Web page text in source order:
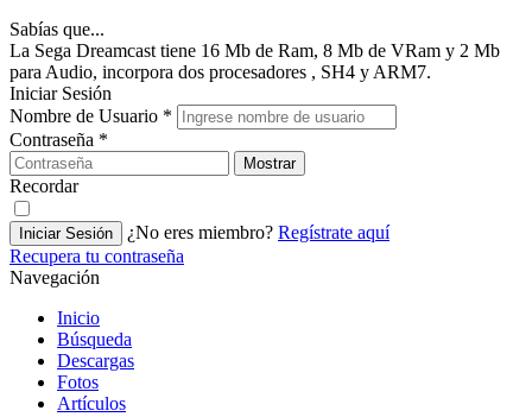
Sabías que...
La Sega Dreamcast tiene 16 Mb de Ram, 8 Mb de VRam y 2 Mb
para Audio, incorpora dos procesadores , SH4 y ARM7.
Iniciar Sesión
Nombre de Usuario *
Contraseña *
Mostrar
Recordar
Iniciar Sesión ¿No eres miembro? Regístrate aquí
Recupera tu contraseña
Navegación
Inicio
Búsqueda
Descargas
Fotos
Artículos